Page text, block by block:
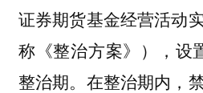
证券期货基金经营活动
称《整治方案》），设
整治期。在整治期内，